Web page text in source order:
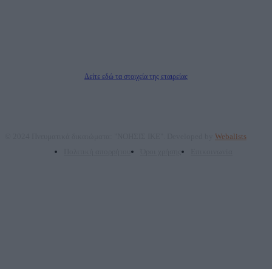
Δείτε εδώ τα στοιχεία της εταιρείας
Webalists